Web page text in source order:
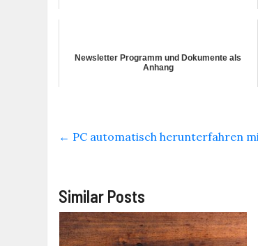
Newsletter Programm und Dokumente als
Anhang
← PC automatisch herunterfahren
Similar Posts